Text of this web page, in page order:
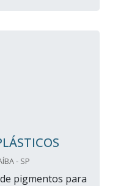
- SP
pigmentos para